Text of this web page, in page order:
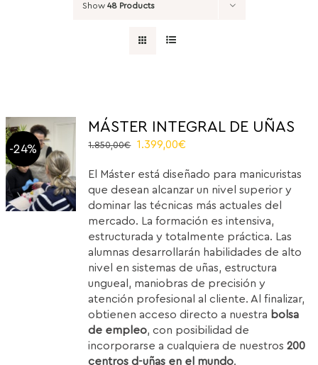
Show 48 Products
-24%
MÁSTER INTEGRAL DE UÑAS
1.850,00€
El
original
era:
1.850,00€.
1.399,00€
actual
es:
1.399,00€.
El Máster está diseñado para manicuristas
que desean alcanzar un nivel superior y
dominar las técnicas más actuales del
mercado. La formación es intensiva,
estructurada y totalmente práctica. Las
alumnas desarrollarán habilidades de alto
nivel en sistemas de uñas, estructura
ungueal, maniobras de precisión y
atención profesional al cliente. Al finalizar,
obtienen acceso directo a nuestra bolsa
de empleo, con posibilidad de
incorporarse a cualquiera de nuestros200
centros d-uñas en el mundo.